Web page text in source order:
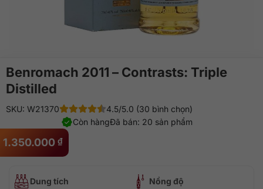
Benromach 2011 – Contrasts: Triple
Distilled
1.350.000 ₫
SKU: W21370
4.5/5.0 (30 bình chọn)
Đã bán: 20 sản phẩm
Còn hàng
Dung tích
Nồng độ